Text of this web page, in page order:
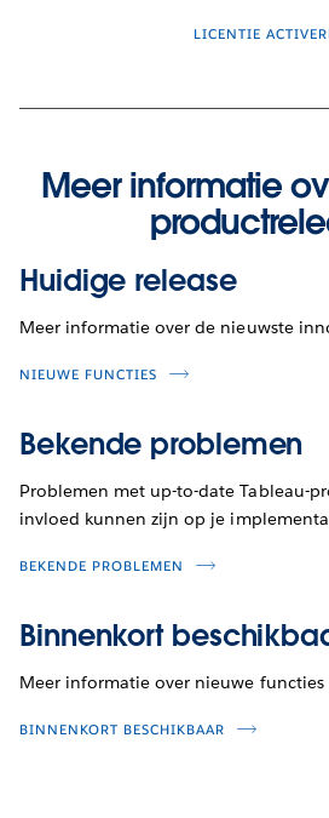
LICENTIE
Meer informatie
Huidige release
Meer informatie over de nieuwste
NIEUWE FUNCTIES
Bekende problemen
Problemen met up-to-date Tableau-
invloed kunnen zijn op je
BEKENDE PROBLEMEN
Binnenkort
Meer informatie over nieuwe
BINNENKORT BESCHIKBAAR